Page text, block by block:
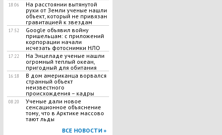
18:06
На расстоянии вытянутой
руки от Земли ученые нашли
объект, который не привязан
гравитацией к звездам
17:52
Google объявил войну
пришельцам: с приложений
корпорации начали
исчезать фотоснимки НЛО
17:22
На Энцеладе ученые нашли
огромный теплый океан,
пригодный для обитания
16:18
В дом американца ворвался
странный объект
неизвестного
происхождения – кадры
08:20
Ученые дали новое
сенсационное объяснение
тому, что в Арктике массово
тают льды
ВСЕ НОВОСТИ »